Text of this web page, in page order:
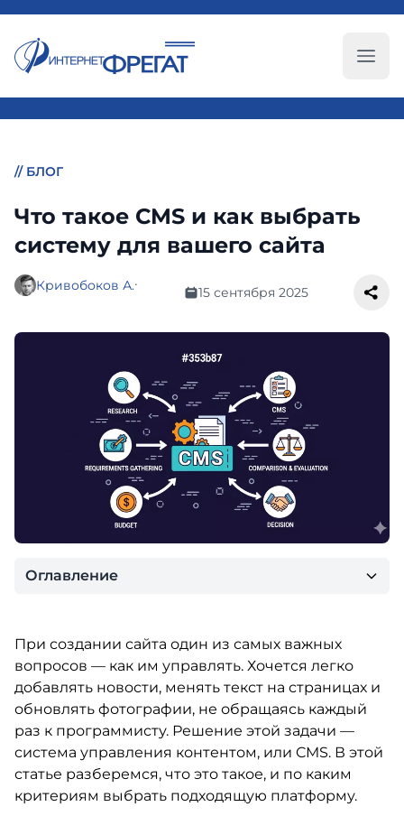
// БЛОГ
Что такое CMS и как выбрать
систему для вашего сайта
Кривобоков А.·
15 сентября 2025
Оглавление
При создании сайта один из самых важных
вопросов — как им управлять. Хочется легко
добавлять новости, менять текст на страницах и
обновлять фотографии, не обращаясь каждый
раз к программисту. Решение этой задачи —
система управления контентом, или CMS. В этой
статье разберемся, что это такое, и по каким
критериям выбрать подходящую платформу.